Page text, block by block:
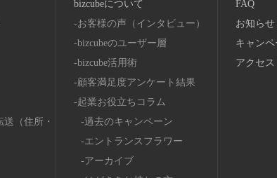
（住所・
bizcubeについて
お客様の声（インタビュー）
bizcubeのユーザー層
bizcube活用術
顧客満足度アンケート結果
起業お役立ちコラム
過去のキャンペーン
エントランスフラワー
アーカイブ
FAQ
お知らせ
キャンペ
アクセス